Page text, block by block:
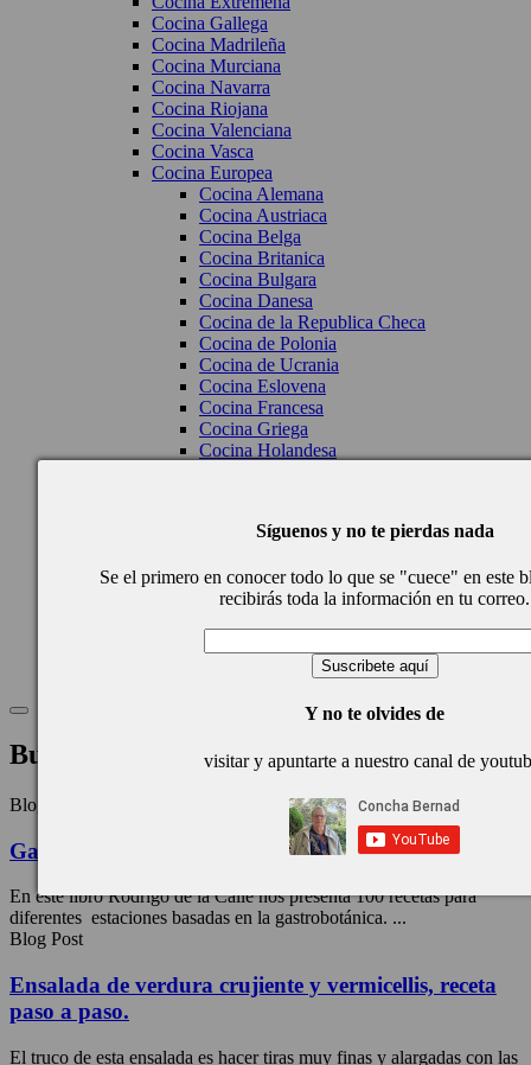
Cocina Gallega
Cocina Madrileña
Cocina Murciana
Cocina Navarra
Cocina Riojana
Cocina Valenciana
Cocina Vasca
Cocina Europea
Cocina Alemana
Cocina Austriaca
Cocina Belga
Cocina Britanica
Cocina Bulgara
Cocina Danesa
Cocina de la Republica Checa
Cocina de Polonia
Cocina de Ucrania
Cocina Eslovena
Cocina Francesa
Cocina Griega
Cocina Holandesa
Cocina Luxemburgo
Cocina portuguesa
Cocina Rusa
Buscar
Blog Post
Gastrobotánica, los platos de Rodrigo de la Calle
En este libro Rodrigo de la Calle nos presenta 100 recetas para
diferentes estaciones basadas en la gastrobotánica. ...
Blog Post
Ensalada de verdura crujiente y vermicellis, receta
paso a paso.
El truco de esta ensalada es hacer tiras muy finas y alargadas con las
Síguenos y no te pierdas nada
Se el primero en conocer todo lo que se "cuece" en este
recibirás toda la información en tu correo.
Y no te olvides de
visitar y apuntarte a nuestro canal de